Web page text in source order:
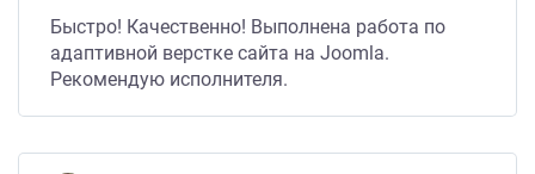
Быстро! Качественно! Выполнена работа по
адаптивной верстке сайта на Joomla.
Рекомендую исполнителя.